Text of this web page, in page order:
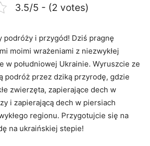
3.5/5 - (2 votes)
podróży i przygód! Dziś pragnę
moimi wrażeniami z niezwykłej
w południowej Ukrainie. Wyruszcie ze
podróż przez dziką przyrodę, gdzie
zwierzęta, zapierające dech w
i zapierającą dech w piersiach
regionu. Przygotujcie się na
na ukraińskiej stepie!